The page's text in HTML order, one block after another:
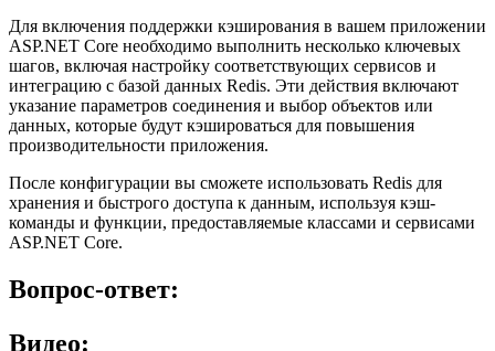
Для включения поддержки кэширования в вашем приложении
ASP.NET Core необходимо выполнить несколько ключевых
шагов, включая настройку соответствующих сервисов и
интеграцию с базой данных Redis. Эти действия включают
указание параметров соединения и выбор объектов или
данных, которые будут кэшироваться для повышения
производительности приложения.
После конфигурации вы сможете использовать Redis для
хранения и быстрого доступа к данным, используя кэш-
команды и функции, предоставляемые классами и сервисами
ASP.NET Core.
Вопрос-ответ:
Видео: